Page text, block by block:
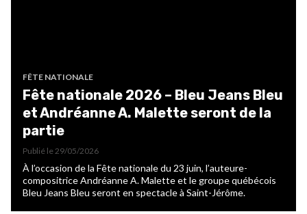
FÊTE NATIONALE
Fête nationale 2026 – Bleu Jeans Bleu
et Andréanne A. Malette seront de la
partie
Publié le29/05/2026
À l’occasion de la Fête nationale du 23 juin, l’auteure-
compositrice Andréanne A. Malette et le groupe québécois
Bleu Jeans Bleu seront en spectacle à Saint-Jérôme.